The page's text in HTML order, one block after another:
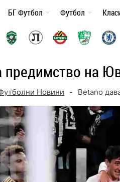
БГ Футбол Футбол
предимство на
Новини - Betano